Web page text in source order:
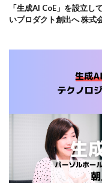
「生成AI CoE」を設立し
いプロダクト創出へ 株式